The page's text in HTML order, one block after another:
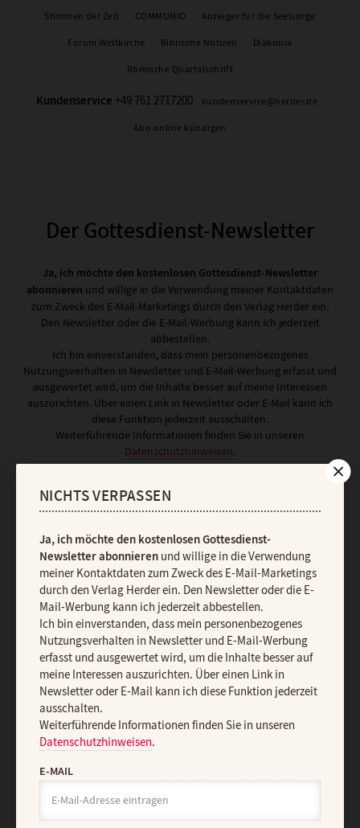
Stimmen der Zeit COMMUNIO Anzeiger für die Seelsorge
Forum Weltkirche Biblische Notizen Diakonia
Römische Quartalschrift
Kundenservice +49 761 2717200 kundenservice@herder.de
Abo online kündigen
Der Gottesdienst-Newsletter
Ja, ich möchte den kostenlosen Gottesdienst-Newsletter
abonnieren und willige in die Verwendung meiner Kontaktdaten
zum Zweck des E-Mail-Marketings durch den Verlag Herder ein.
Den Newsletter oder die E-Mail-Werbung kann ich jederzeit
abbestellen.
Ich bin einverstanden, dass mein personenbezogenes
Nutzungsverhalten in Newsletter und E-Mail-Werbung erfasst und
ausgewertet wird, um die Inhalte besser auf meine Interessen
auszurichten. Über einen Link in Newsletter oder E-Mail kann ich
diese Funktion jederzeit ausschalten.
Weiterführende Informationen finden Sie in unseren
Datenschutzhinweisen.
JETZT ANMELDEN
AGB und Widerrufsbelehrung Datenschutz Barrierefreiheit
Vertrag widerrufen
NICHTS VERPASSEN
Ja, ich möchte den kostenlosen Gottesdienst-
Newsletter abonnierenund willige in die Verwendung
meiner Kontaktdaten zum Zweck des E-Mail-Marketings
durch den Verlag Herder ein. Den Newsletter oder die E-
Mail-Werbung kann ich jederzeit abbestellen.
Ich bin einverstanden, dass mein personenbezogenes
Nutzungsverhalten in Newsletter und E-Mail-Werbung
erfasst und ausgewertet wird, um die Inhalte besser auf
meine Interessen auszurichten. Über einen Link in
Newsletter oder E-Mail kann ich diese Funktion jederzeit
ausschalten.
Weiterführende Informationen finden Sie in unseren
Datenschutzhinweisen.
E-MAIL